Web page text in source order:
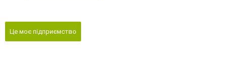
Це моє підприємство